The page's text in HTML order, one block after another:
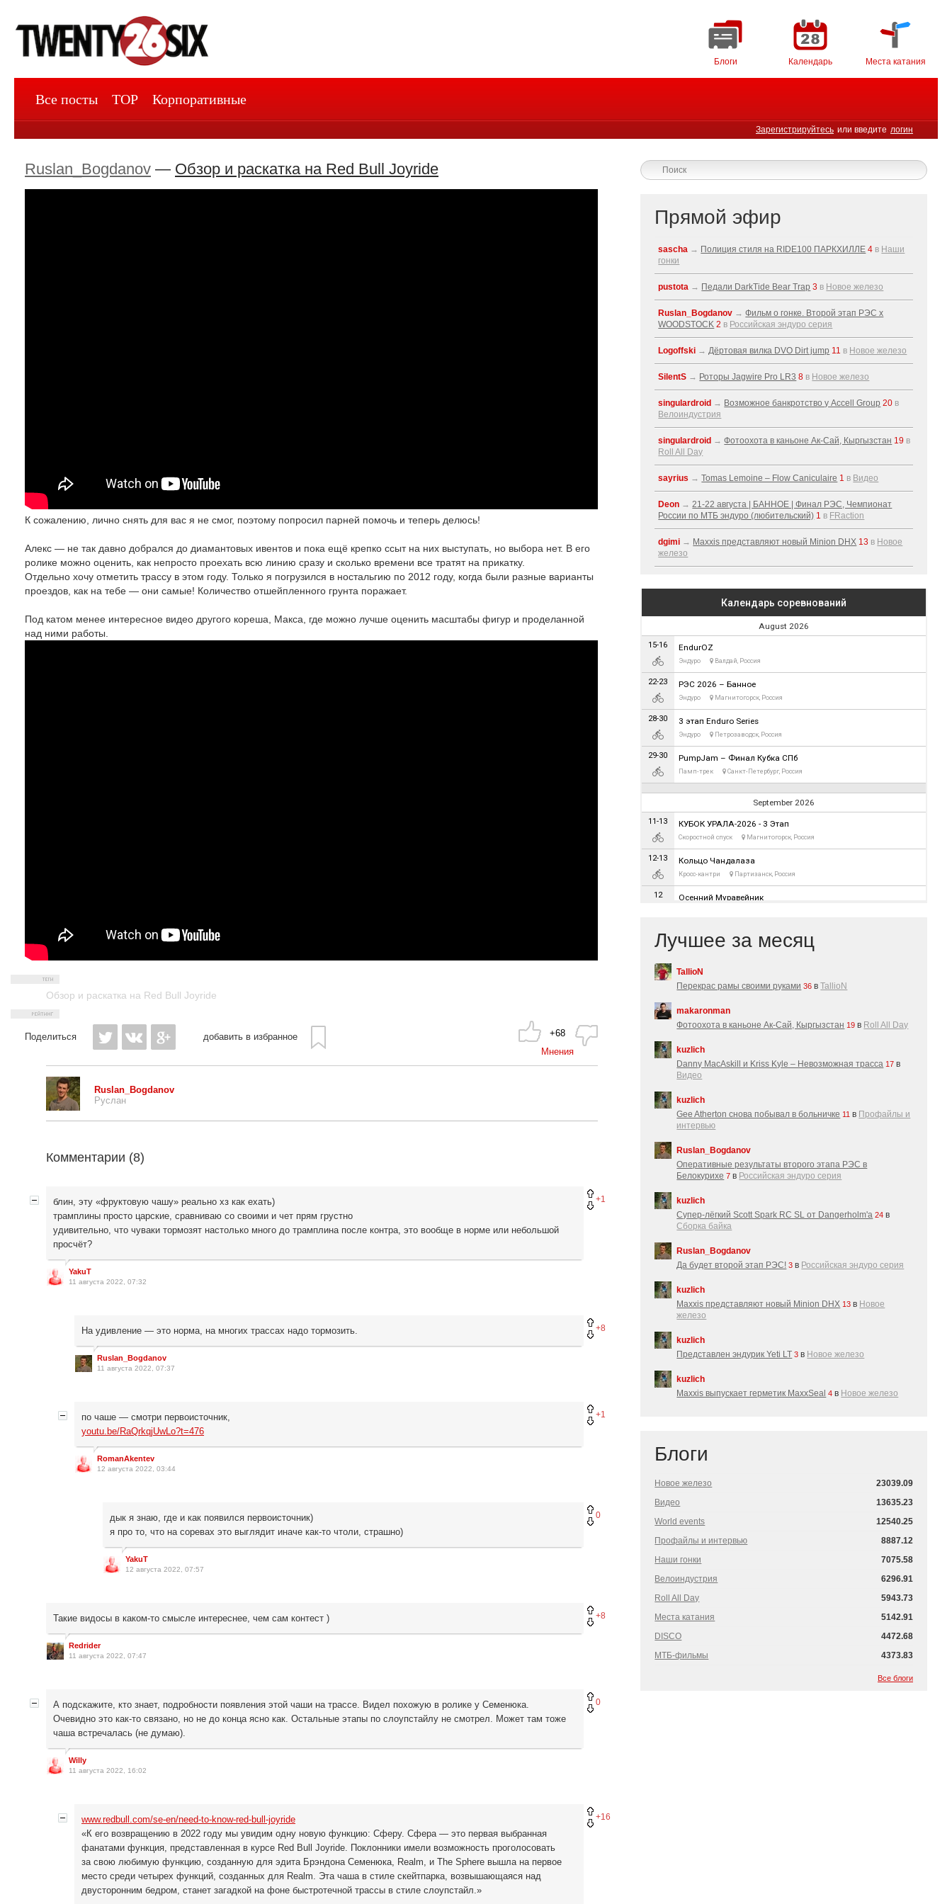
Блоги Календарь Места катания
Зарегистрируйтесь или введите логин
Все посты TOP Корпоративные
Ruslan_Bogdanov — Обзор и раскатка на Red Bull Joyride
К сожалению, лично снять для вас я не смог, поэтому попросил парней помочь и теперь делюсь!
Алекс — не так давно добрался до диамантовых ивентов и пока ещё крепко ссыт на них выступать, но выбора нет. В его
ролике можно оценить, как непросто проехать всю линию сразу и сколько времени все тратят на прикатку.
Отдельно хочу отметить трассу в этом году. Только я погрузился в ностальгию по 2012 году, когда были разные варианты
проездов, как на тебе — они самые! Количество отшейпленного грунта поражает.
Под катом менее интересное видео другого кореша, Макса, где можно лучше оценить масштабы фигур и проделанной
над ними работы.
Обзор и раскатка на Red Bull Joyride
Поделиться добавить в избранное
+68
Мнения
Ruslan_Bogdanov
Руслан
Комментарии (8)
+1
блин, эту «фруктовую чашу» реально хз как ехать)
трамплины просто царские, сравниваю со своими и чет прям грустно
удивительно, что чуваки тормозят настолько много до трамплина после контра, это вообще в норме или небольшой
просчёт?
YakuT
11 августа 2022, 07:32
+8
На удивление — это норма, на многих трассах надо тормозить.
Ruslan_Bogdanov
11 августа 2022, 07:37
+1
по чаше — смотри первоисточник,
youtu.be/RaQrkqjUwLo?t=476
RomanAkentev
12 августа 2022, 03:44
0
дык я знаю, где и как появился первоисточник)
я про то, что на соревах это выглядит иначе как-то чтоли, страшно)
YakuT
12 августа 2022, 07:57
+8
Такие видосы в каком-то смысле интереснее, чем сам контест )
Redrider
11 августа 2022, 07:47
0
А подскажите, кто знает, подробности появления этой чаши на трассе. Видел похожую в ролике у Семенюка.
Очевидно это как-то связано, но не до конца ясно как. Остальные этапы по слоупстайлу не смотрел. Может там тоже
чаша встречалась (не думаю).
Willy
11 августа 2022, 16:02
+16
www.redbull.com/se-en/need-to-know-red-bull-joyride
«К его возвращению в 2022 году мы увидим одну новую функцию: Сферу. Сфера — это первая выбранная
фанатами функция, представленная в курсе Red Bull Joyride. Поклонники имели возможность проголосовать
за свою любимую функцию, созданную для эдита Брэндона Семенюка, Realm, и The Sphere вышла на первое
место среди четырех функций, созданных для Realm. Эта чаша в стиле скейтпарка, возвышающаяся над
двусторонним бедром, станет загадкой на фоне быстротечной трассы в стиле слоупстайл.»
Прямой эфир
sascha → Полиция стиля на RIDE100 ПАРКХИЛЛЕ 4 в Наши
гонки
pustota → Педали DarkTide Bear Trap 3 в Новое железо
Ruslan_Bogdanov →Фильм о гонке. Второй этап РЭС x
WOODSTOCK 2 в Российская эндуро серия
Logoffski →Дёртовая вилка DVO Dirt jump 11 в Новое железо
SilentS → Роторы Jagwire Pro LR3 8 в Новое железо
singulardroid → Возможное банкротство у Accell Group 20 в
Велоиндустрия
singulardroid →Фотоохота в каньоне Ак-Cай, Кыргызстан 19 в
Roll All Day
sayrius →Tomas Lemoine – Flow Caniculaire 1 в Видео
Deon →21-22 августа | БАННОЕ | Финал РЭС, Чемпионат
России по МТБ эндуро (любительский) 1 в FRaction
dgimi → Maxxis представляют новый Minion DHX 13 в Новое
железо
Лучшее за месяц
TallioN
Перекрас рамы своими руками 36 вTallioN
makaronman
Фотоохота в каньоне Ак-Cай, Кыргызстан 19 в Roll All Day
kuzlich
Danny MacAskill и Kriss Kyle – Невозможная трасса 17 в
Видео
kuzlich
Gee Atherton снова побывал в больничке 11 в Профайлы и
интервью
Ruslan_Bogdanov
Оперативные результаты второго этапа РЭС в
Белокурихе 7 в Российская эндуро серия
kuzlich
Супер-лёгкий Scott Spark RC SL от Dangerholm'a 24 в
Сборка байка
Ruslan_Bogdanov
Да будет второй этап РЭС! 3 в Российская эндуро серия
kuzlich
Maxxis представляют новый Minion DHX 13 в Новое
железо
kuzlich
Представлен эндурик Yeti LT 3 в Новое железо
kuzlich
Maxxis выпускает герметик MaxxSeal 4 в Новое железо
Блоги
Новое железо
23039.09
Видео
13635.23
World events
12540.25
Профайлы и интервью
8887.12
Наши гонки
7075.58
Велоиндустрия
6296.91
Roll All Day
5943.73
Места катания
5142.91
DISCO
4472.68
МТБ-фильмы
4373.83
Все блоги